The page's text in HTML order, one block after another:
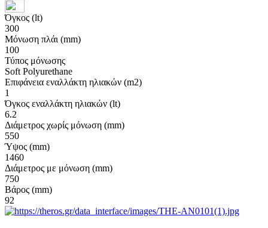
Όγκος (lt)
300
Μόνωση πλάι (mm)
100
Τύπος μόνωσης
Soft Polyurethane
Επιφάνεια εναλλάκτη ηλιακών (m2)
1
Όγκος εναλλάκτη ηλιακών (lt)
6.2
Διάμετρος χωρίς μόνωση (mm)
550
Ύψος (mm)
1460
Διάμετρος με μόνωση (mm)
750
Βάρος (mm)
92